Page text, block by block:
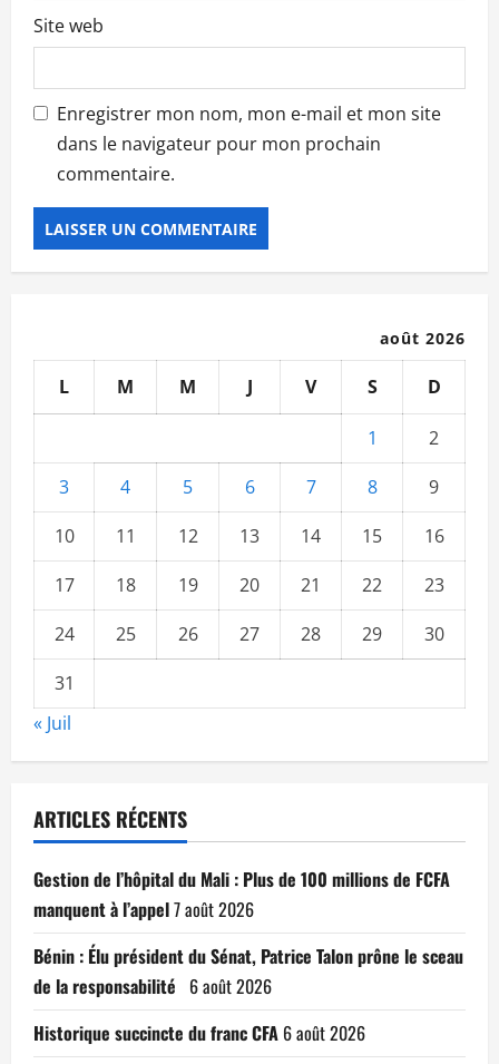
Site web
Enregistrer mon nom, mon e-mail et mon site
dans le navigateur pour mon prochain
commentaire.
août 2026
L M M J V S D
1
2
3
4 5 6 7 8
9
10
11 12 13 14 15
16
17
18 19 20 21 22
23
24
25 26 27 28 29
30
31
« Juil
ARTICLES RÉCENTS
Gestion de l’hôpital du Mali : Plus de 100 millions de FCFA
manquent à l’appel7 août 2026
Bénin : Élu président du Sénat, Patrice Talon prône le sceau
de la responsabilité 6 août 2026
Historique succincte du franc CFA 6 août 2026